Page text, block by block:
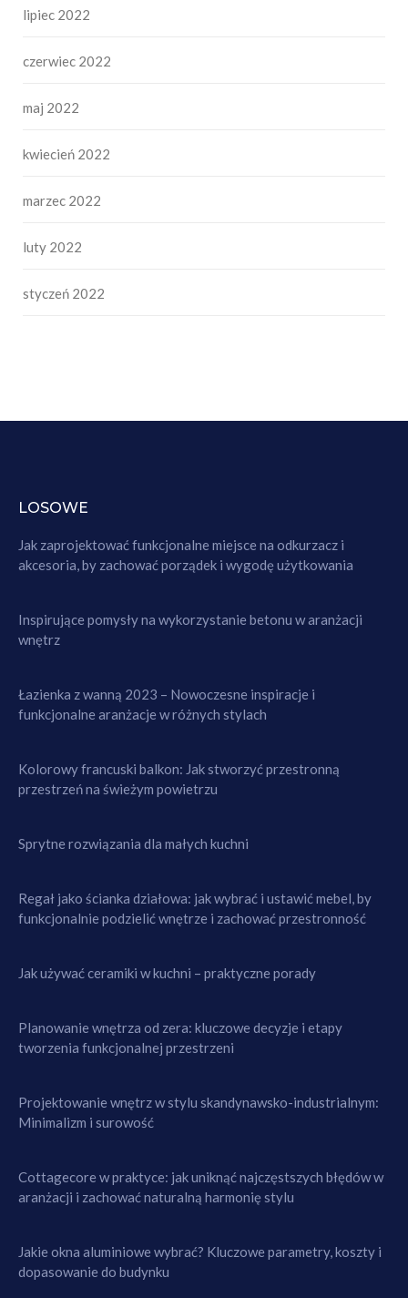
lipiec 2022
czerwiec 2022
maj 2022
kwiecień 2022
marzec 2022
luty 2022
styczeń 2022
LOSOWE
Jak zaprojektować funkcjonalne miejsce na odkurzacz i
akcesoria, by zachować porządek i wygodę użytkowania
Inspirujące pomysły na wykorzystanie betonu w aranżacji
wnętrz
Łazienka z wanną 2023 – Nowoczesne inspiracje i
funkcjonalne aranżacje w różnych stylach
Kolorowy francuski balkon: Jak stworzyć przestronną
przestrzeń na świeżym powietrzu
Sprytne rozwiązania dla małych kuchni
Regał jako ścianka działowa: jak wybrać i ustawić mebel, by
funkcjonalnie podzielić wnętrze i zachować przestronność
Jak używać ceramiki w kuchni – praktyczne porady
Planowanie wnętrza od zera: kluczowe decyzje i etapy
tworzenia funkcjonalnej przestrzeni
Projektowanie wnętrz w stylu skandynawsko-industrialnym:
Minimalizm i surowość
Cottagecore w praktyce: jak uniknąć najczęstszych błędów w
aranżacji i zachować naturalną harmonię stylu
Jakie okna aluminiowe wybrać? Kluczowe parametry, koszty i
dopasowanie do budynku